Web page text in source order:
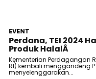
EVENT
Perdana, TEI 2024
Produk HalalÂ
Kementerian Perdagangan
RI) kembali menggandeng
menyelenggarakan...